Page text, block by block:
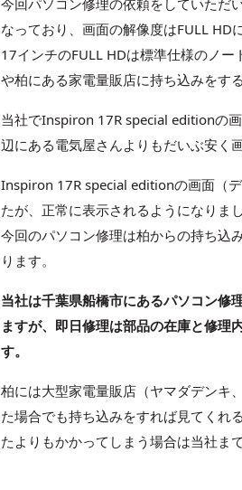
今回パソコン修理の依頼をしていた
なっており、画面の解像度はFULL HD
17インチのFULL HDは標準仕様のノ
や柏にある家電量販店に持ち込みをす
当社でInspiron 17R special editionの
辺にある電気屋さんよりもだいぶ安く
Inspiron 17R special editionの画面（
たが、正常に表示されるようになりまし
今回のパソコン修理は柏からの持ち込
ります。
当社は千葉県船橋市にあるパソコン修
ますが、即日修理は部品の在庫と修理
す。
柏には大型家電量販店（ヤマダデンキ
た場合でも持ち込みをすれば見てくれ
たよりもかかってしまう場合は当社ま